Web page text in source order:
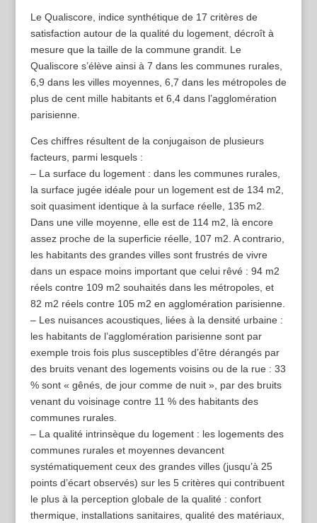
Le Qualiscore, indice synthétique de 17 critères de
satisfaction autour de la qualité du logement, décroît à
mesure que la taille de la commune grandit. Le
Qualiscore s’élève ainsi à 7 dans les communes rurales,
6,9 dans les villes moyennes, 6,7 dans les métropoles de
plus de cent mille habitants et 6,4 dans l’agglomération
parisienne.
Ces chiffres résultent de la conjugaison de plusieurs
facteurs, parmi lesquels :
– La surface du logement : dans les communes rurales,
la surface jugée idéale pour un logement est de 134 m2,
soit quasiment identique à la surface réelle, 135 m2.
Dans une ville moyenne, elle est de 114 m2, là encore
assez proche de la superficie réelle, 107 m2. A contrario,
les habitants des grandes villes sont frustrés de vivre
dans un espace moins important que celui rêvé : 94 m2
réels contre 109 m2 souhaités dans les métropoles, et
82 m2 réels contre 105 m2 en agglomération parisienne.
– Les nuisances acoustiques, liées à la densité urbaine :
les habitants de l’agglomération parisienne sont par
exemple trois fois plus susceptibles d’être dérangés par
des bruits venant des logements voisins ou de la rue : 33
% sont « gênés, de jour comme de nuit », par des bruits
venant du voisinage contre 11 % des habitants des
communes rurales.
– La qualité intrinsèque du logement : les logements des
communes rurales et moyennes devancent
systématiquement ceux des grandes villes (jusqu’à 25
points d’écart observés) sur les 5 critères qui contribuent
le plus à la perception globale de la qualité : confort
thermique, installations sanitaires, qualité des matériaux,